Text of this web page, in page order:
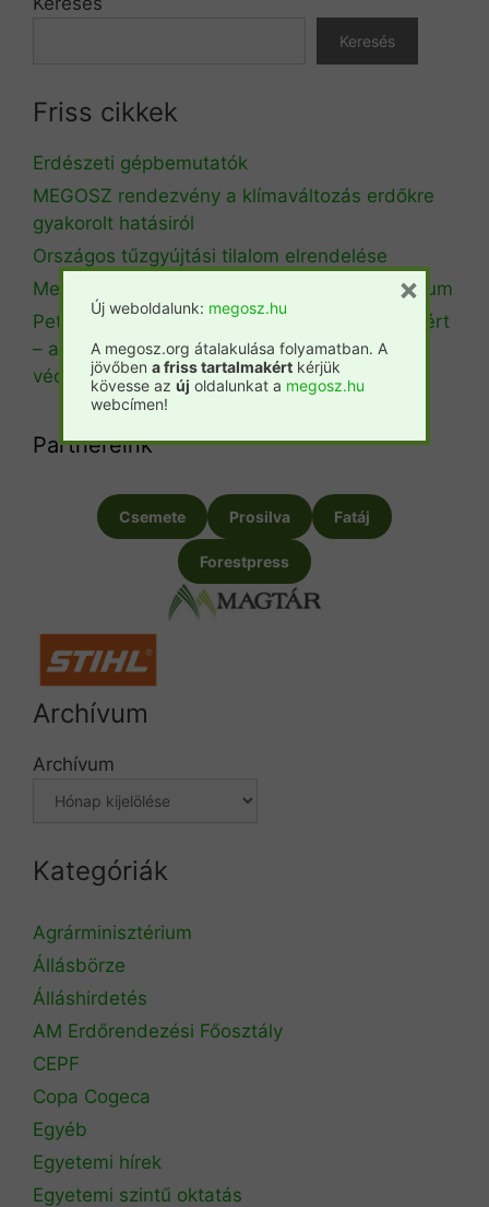
Keresés
Friss cikkek
Erdészeti gépbemutatók
MEGOSZ rendezvény a klímaváltozás erdőkre
gyakorolt hatásiról
Országos tűzgyújtási tilalom elrendelése
Megalakult az Erdészeti Klímaadaptációs Fórum
Petíciót indított a Copa-Cogeca a KAP jövőjéért
– a gazdák és az élelmiszer-biztonság
védelmében
Partnereink
Csemete Prosilva Fatáj
Forestpress
Archívum
Archívum
Kategóriák
Agrárminisztérium
Állásbörze
Álláshirdetés
AM Erdőrendezési Főosztály
CEPF
Copa Cogeca
Egyéb
Egyetemi hírek
Egyetemi szintű oktatás
Új weboldalunk: megosz.hu
A megosz.org átalakulása folyamatban. A
jövőben a friss tartalmakért kérjük
kövesse az új oldalunkat a megosz.hu
webcímen!
×